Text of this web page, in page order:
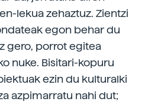
lekua zehaztuz. Zientzi
egon behar du
gero, porrot egitea
nuke. Bisitari-kopuru
ezin du kulturalki
azpimarratu nahi dut;